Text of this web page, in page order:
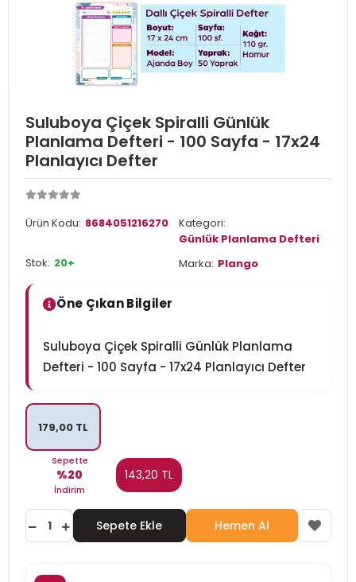
Suluboya Çiçek Spiralli Günlük
Planlama Defteri - 100 Sayfa - 17x24
Planlayıcı Defter
Ürün Kodu: 8684051216270
Kategori:
Günlük Planlama Defteri
Stok: 20+ Marka: Plango
Öne Çıkan Bilgiler
Suluboya Çiçek Spiralli Günlük Planlama
Defteri - 100 Sayfa - 17x24 Planlayıcı Defter
179,00 TL
Sepette
%20
İndirim
143,20 TL
Sepete Ekle Hemen Al